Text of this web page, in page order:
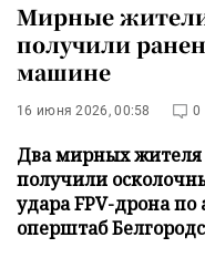
Мирные жители
получили
машине
16 июня 2026, 00:58 0
Два мирных жителя
получили
удара FPV-дрона
оперштаб